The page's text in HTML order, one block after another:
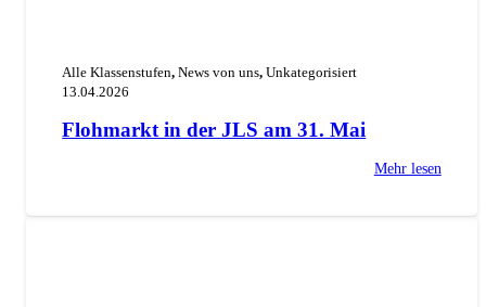
Alle Klassenstufen,News von uns,Unkategorisiert
13.04.2026
Flohmarkt in der JLS am 31. Mai
Mehr lesen